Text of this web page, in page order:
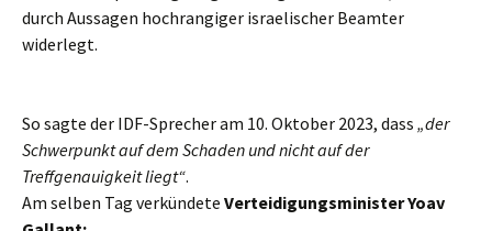
durch Aussagen hochrangiger israelischer Beamter
widerlegt.
So sagte der IDF-Sprecher am 10. Oktober 2023, dass „der
Schwerpunkt auf dem Schaden und nicht auf der
Treffgenauigkeit liegt“.
Am selben Tag verkündete Verteidigungsminister Yoav